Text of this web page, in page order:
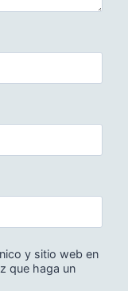
y sitio web en
que haga un